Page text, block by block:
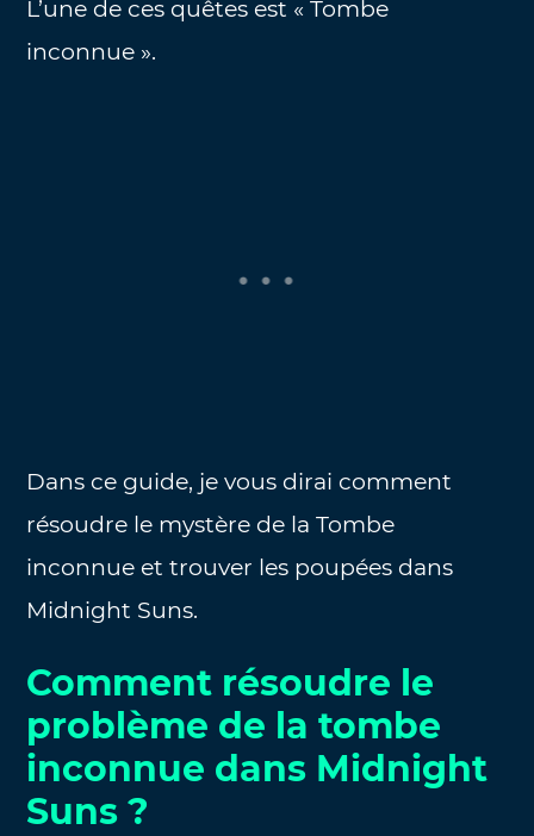
L’une de ces quêtes est « Tombe
inconnue ».
Dans ce guide, je vous dirai comment
résoudre le mystère de la Tombe
inconnue et trouver les poupées dans
Midnight Suns.
Comment résoudre le
problème de la tombe
inconnue dans Midnight
Suns ?